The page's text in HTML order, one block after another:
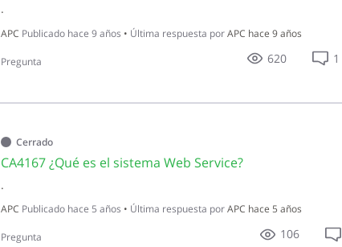
.
APC Publicado hace 9 años • Última respuesta porAPC hace 9 años
Pregunta 620 1
Cerrado
CA4167 ¿Qué es el sistema Web Service?
.
APC Publicado hace 5 años • Última respuesta porAPC hace 5 años
Pregunta 106